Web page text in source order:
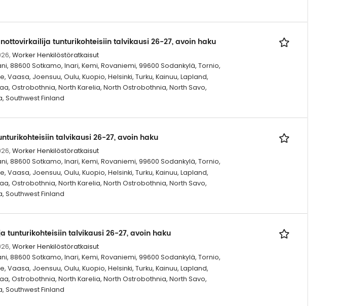
tunturikohteisiin talvikausi 26-27, avoin haku
Worker Henkilöstöratkaisut
88600 Sotkamo, Inari, Kemi, Rovaniemi, 99600 Sodankylä, Tornio,
Vaasa, Joensuu, Oulu, Kuopio, Helsinki, Turku, Kainuu, Lapland,
Ostrobothnia, North Karelia, North Ostrobothnia, North Savo,
Southwest Finland
talvikausi 26-27, avoin haku
Worker Henkilöstöratkaisut
88600 Sotkamo, Inari, Kemi, Rovaniemi, 99600 Sodankylä, Tornio,
Vaasa, Joensuu, Oulu, Kuopio, Helsinki, Turku, Kainuu, Lapland,
Ostrobothnia, North Karelia, North Ostrobothnia, North Savo,
Southwest Finland
tunturikohteisiin talvikausi 26-27, avoin haku
Worker Henkilöstöratkaisut
88600 Sotkamo, Inari, Kemi, Rovaniemi, 99600 Sodankylä, Tornio,
Vaasa, Joensuu, Oulu, Kuopio, Helsinki, Turku, Kainuu, Lapland,
Ostrobothnia, North Karelia, North Ostrobothnia, North Savo,
Southwest Finland